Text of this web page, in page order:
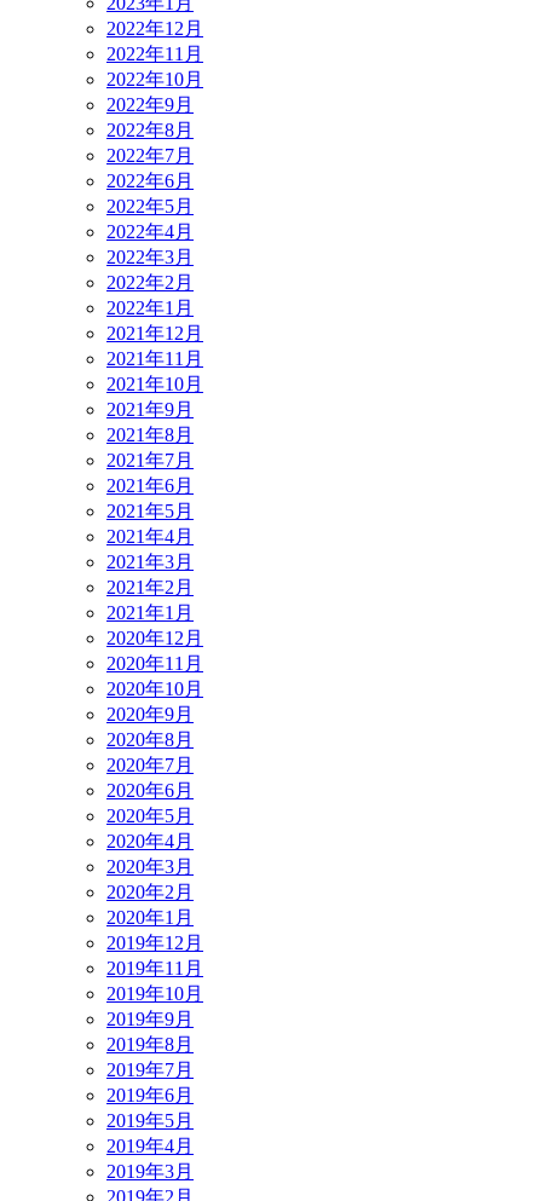
2022年12月
2022年11月
2022年10月
2022年9月
2022年8月
2022年7月
2022年6月
2022年5月
2022年4月
2022年3月
2022年2月
2022年1月
2021年12月
2021年11月
2021年10月
2021年9月
2021年8月
2021年7月
2021年6月
2021年5月
2021年4月
2021年3月
2021年2月
2021年1月
2020年12月
2020年11月
2020年10月
2020年9月
2020年8月
2020年7月
2020年6月
2020年5月
2020年4月
2020年3月
2020年2月
2020年1月
2019年12月
2019年11月
2019年10月
2019年9月
2019年8月
2019年7月
2019年6月
2019年5月
2019年4月
2019年3月
2019年2月